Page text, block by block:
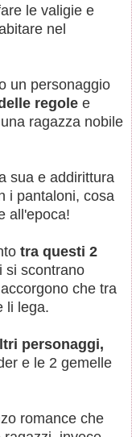
le valigie e
nel
un personaggio
regole e
ragazza nobile
sua e addirittura
i pantaloni, cosa
all'epoca!
tra questi 2
si scontrano
che tra
li lega.
personaggi,
e le 2 gemelle
romance che